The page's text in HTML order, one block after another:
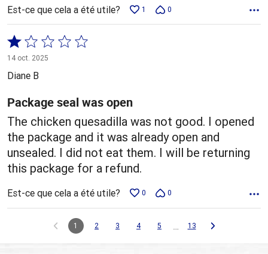
Est-ce que cela a été utile? 1 0
Coté
1 sur
5
14 oct. 2025
Diane B
Package seal was open
The chicken quesadilla was not good. I opened
the package and it was already open and
unsealed. I did not eat them. I will be returning
this package for a refund.
Est-ce que cela a été utile? 0 0
1 2 3 4 5 … 13